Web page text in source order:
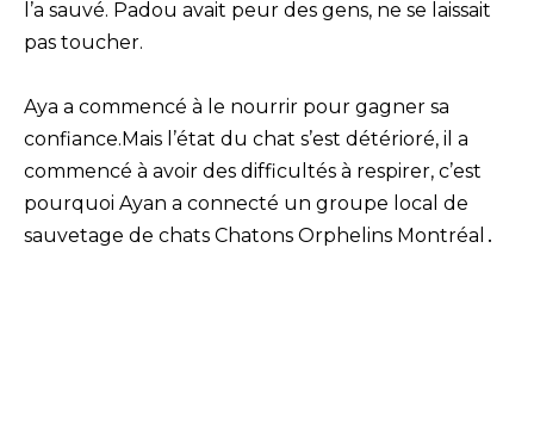
l’a sauvé. Padou avait peur des gens, ne se laissait
pas toucher.
Aya a commencé à le nourrir pour gagner sa
confiance.Mais l’état du chat s’est détérioré, il a
commencé à avoir des difficultés à respirer, c’est
pourquoi Ayan a connecté un groupe local de
sauvetage de chats Chatons Orphelins Montréal․